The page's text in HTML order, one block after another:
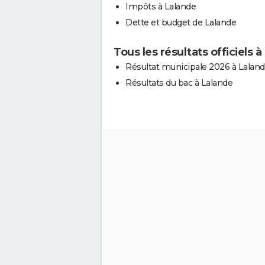
Impôts à Lalande
Dette et budget de Lalande
Tous les résultats officiels à
Résultat municipale 2026 à
Résultats du bac à Lalande